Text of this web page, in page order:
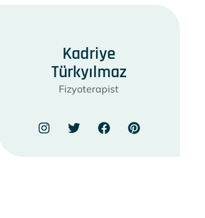
Kadriye
Türkyılmaz
Fizyoterapist